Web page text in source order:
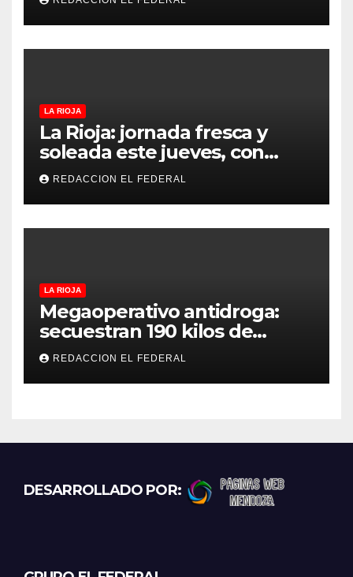
denuncian excesos, mientras
proteccionistas reclaman
controles más duros
LA RIOJA
La Rioja: jornada fresca y
soleada este jueves, con
temperaturas estables para
el viernes
REDACCION EL FEDERAL
LA RIOJA
Megaoperativo antidroga:
secuestran 190 kilos de
marihuana que tenían como
destino La Rioja y Catamarca
REDACCION EL FEDERAL
DESARROLLADO POR: